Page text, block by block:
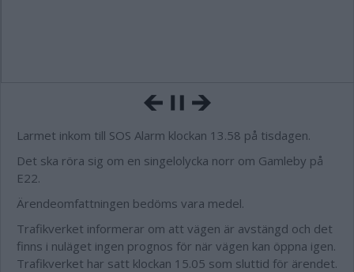
Larmet inkom till SOS Alarm klockan 13.58 på tisdagen.
Det ska röra sig om en singelolycka norr om Gamleby på
E22.
Ärendeomfattningen bedöms vara medel.
Trafikverket informerar om att vägen är avstängd och det
finns i nuläget ingen prognos för när vägen kan öppna igen.
Trafikverket har satt klockan 15.05 som sluttid för ärendet.